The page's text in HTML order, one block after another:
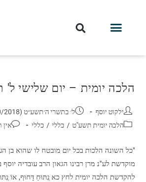
הלכה יומית – יום שלישי
ילקוט יוסף
ל׳ בתשרי ה׳תשע״ט (09/10/2018)
הלכה יומית תשע"ט / כללי / כללי אין
"כל השונה הלכות בכל יום מובטח לו שהוא בן
מוקדשת לע"נ מרן רבינו הגאון הרב עובדיה יוסף
להקדשת הלכה יומית לחץ כא ְּנִתּוּחַ דָּחוּף, אוֹ